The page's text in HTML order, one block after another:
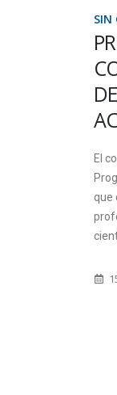
SIN
El
que